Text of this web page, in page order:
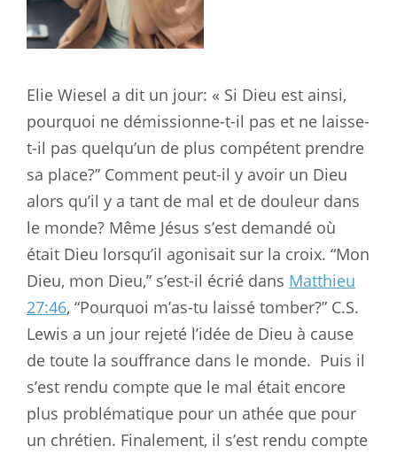
Elie Wiesel a dit un jour: « Si Dieu est ainsi,
pourquoi ne démissionne-t-il pas et ne laisse-
t-il pas quelqu’un de plus compétent prendre
sa place?” Comment peut-il y avoir un Dieu
alors qu’il y a tant de mal et de douleur dans
le monde? Même Jésus s’est demandé où
était Dieu lorsqu’il agonisait sur la croix. “Mon
Dieu, mon Dieu,” s’est-il écrié dans Matthieu
27:46, “Pourquoi m’as-tu laissé tomber?” C.S.
Lewis a un jour rejeté l’idée de Dieu à cause
de toute la souffrance dans le monde. Puis il
s’est rendu compte que le mal était encore
plus problématique pour un athée que pour
un chrétien. Finalement, il s’est rendu compte